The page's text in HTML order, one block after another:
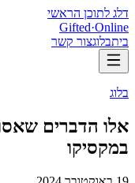
דלג לתוכן הראשי
Gifted·Online
ביתבלוגצור קשר
בלוג
אלו הדברים
במקסיקו